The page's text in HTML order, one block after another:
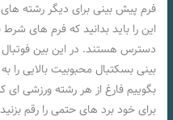
فرم پیش بینی برای دیگر رشته
این را باید بدانید که فرم های
دسترس هستند. در این بین
بینی بسکتبال محبوبیت بالایی را
بگوییم فارغ از هر رشته ورزشی ای
برای خود برد های حتمی را رقم